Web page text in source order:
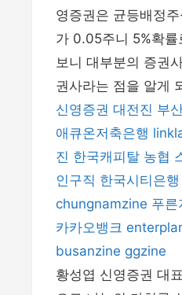
영증권은 균등배정
가 0.05주니 5%확률
보니 대부분의 증권
권사라는 점을 알게
신영증권 대전진 부
애큐온저축은행
진 한국캐피탈 농협
인구직 한국시티은행
chungnamzine 푸른
카카오뱅크
busanzine ggzine
황성엽 신영증권 대